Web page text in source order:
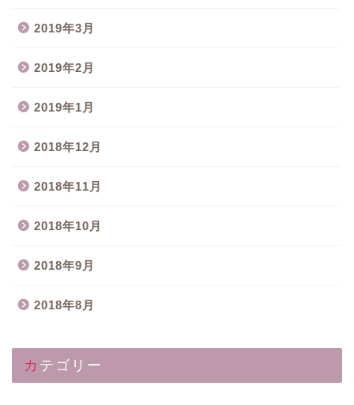
2019年3月
2019年2月
2019年1月
2018年12月
2018年11月
2018年10月
2018年9月
2018年8月
カテゴリー